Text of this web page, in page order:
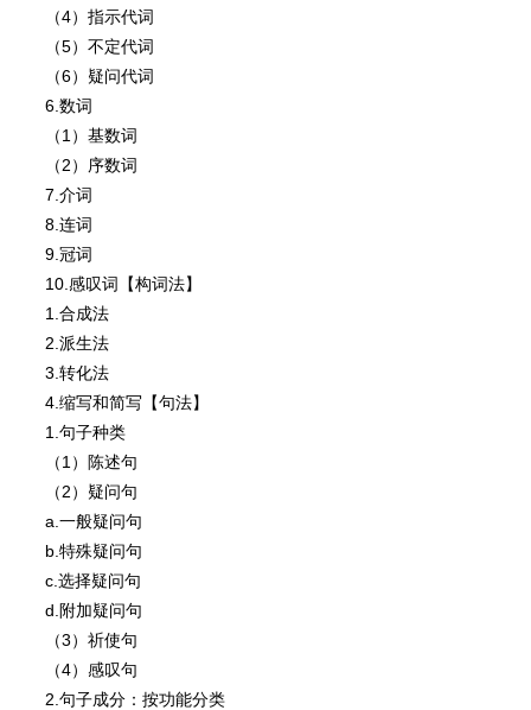
（4）指示代词
（5）不定代词
（6）疑问代词
6.数词
（1）基数词
（2）序数词
7.介词
8.连词
9.冠词
10.感叹词【构词法】
1.合成法
2.派生法
3.转化法
4.缩写和简写【句法】
1.句子种类
（1）陈述句
（2）疑问句
a.一般疑问句
b.特殊疑问句
c.选择疑问句
d.附加疑问句
（3）祈使句
（4）感叹句
2.句子成分：按功能分类